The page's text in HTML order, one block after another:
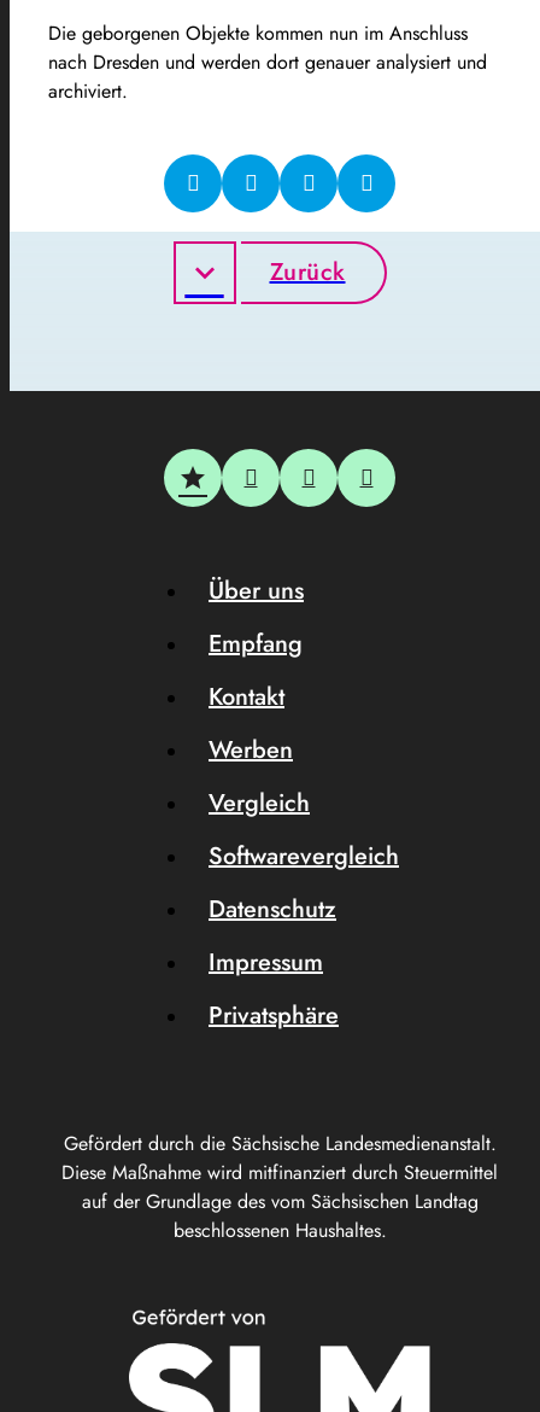
Die geborgenen Objekte kommen nun im Anschluss
nach Dresden und werden dort genauer analysiert und
archiviert.
Zurück
Gefördert durch die Sächsische Landesmedienanstalt.
Diese Maßnahme wird mitfinanziert durch Steuermittel
auf der Grundlage des vom Sächsischen Landtag
beschlossenen Haushaltes.
Über uns
Empfang
Kontakt
Werben
Vergleich
Softwarevergleich
Datenschutz
Impressum
Privatsphäre